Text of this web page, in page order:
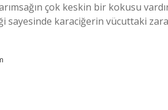
çok keskin bir kokusu
sayesinde karaciğerin vücuttaki